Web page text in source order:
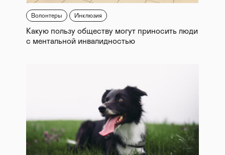
Волонтеры Инклюзия
Какую пользу обществу могут приносить люди
с ментальной инвалидностью